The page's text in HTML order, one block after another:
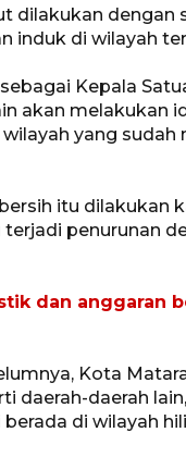
dilakukan dengan
induk di wilayah
Kepala
akan melakukan
yang
itu dilakukan
penurunan
dan anggaran
Kota
daerah-daerah
di wilayah